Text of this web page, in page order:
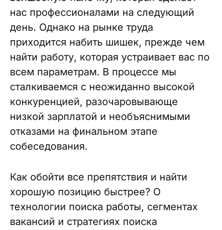
нас профессионалами на следующий
день. Однако на рынке труда
приходится набить шишек, прежде чем
найти работу, которая устраивает вас по
всем параметрам. В процессе мы
сталкиваемся с неожиданно высокой
конкуренцией, разочаровывающе
низкой зарплатой и необъяснимыми
отказами на финальном этапе
собеседования.
Как обойти все препятствия и найти
хорошую позицию быстрее? О
технологии поиска работы, сегментах
вакансий и стратегиях поиска